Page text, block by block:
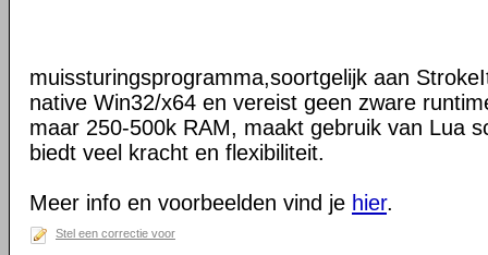
muissturingsprogramma,soortgelijk aan
native Win32/x64 en vereist geen zware
maar 250-500k RAM, maakt gebruik van Lua
biedt veel kracht en flexibiliteit.
Meer info en voorbeelden vind je hier.
Stel een correctie voor